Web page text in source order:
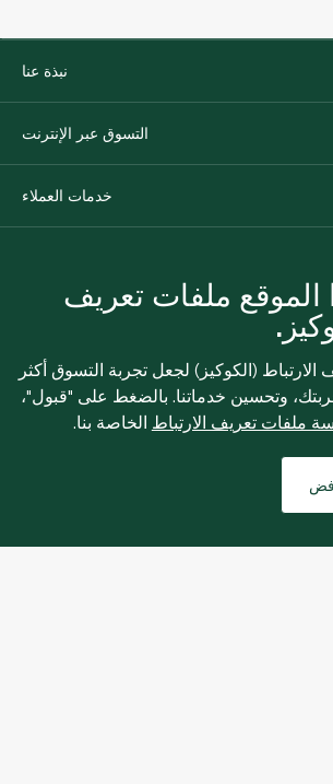
نبذة عنا
التسوق عبر الإنترنت
خدمات العملاء
عن أي مخاوف تتعلق بمخالفة القوانين
في الاحتيال أو الفساد، يرجى إرسال بريد
ملفات تعريف
(الكوكيز) لجعل تجربة التسوق أكثر
وتحسين خدماتنا. بالضغط على "قبول"،
ملفات تعريف الارتباط الخاصة بنا.